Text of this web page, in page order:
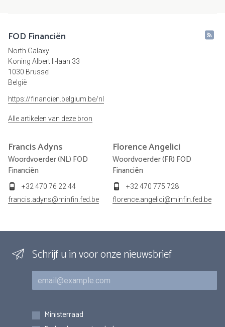
FOD Financiën
North Galaxy
Koning Albert II-laan 33
1030 Brussel
België
https://financien.belgium.be/nl
Alle artikelen van deze bron
FrancisAdyns
Woordvoerder (NL) FOD
Financiën
+32 470 76 22 44
francis.adyns@minfin.fed.be
FlorenceAngelici
Woordvoerder (FR) FOD
Financiën
+32 470 775 728
florence.angelici@minfin.fed.be
Schrijf u in voor onze nieuwsbrief
E-mail
Inschrijvingen
Ministerraad